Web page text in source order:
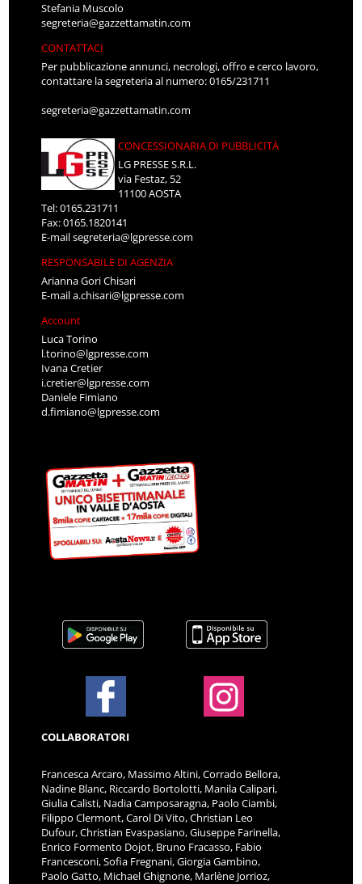
Stefania Muscolo
segreteria@gazzettamatin.com
CONTATTACI
Per pubblicazione annunci, necrologi, offro e cerco lavoro,
contattare la segreteria al numero: 0165/231711
segreteria@gazzettamatin.com
CONCESSIONARIA DI PUBBLICITÀ
LG PRESSE S.R.L.
via Festaz, 52
11100 AOSTA
Tel: 0165.231711
Fax: 0165.1820141
E-mailsegreteria@lgpresse.com
RESPONSABILE DI AGENZIA
Arianna Gori Chisari
E-maila.chisari@lgpresse.com
Account
Luca Torino
l.torino@lgpresse.com
Ivana Cretier
i.cretier@lgpresse.com
Daniele Fimiano
d.fimiano@lgpresse.com
COLLABORATORI
Francesca Arcaro, Massimo Altini, Corrado Bellora,
Nadine Blanc, Riccardo Bortolotti, Manila Calipari,
Giulia Calisti, Nadia Camposaragna, Paolo Ciambi,
Filippo Clermont, Carol Di Vito, Christian Leo
Dufour, Christian Evaspasiano, Giuseppe Farinella,
Enrico Formento Dojot, Bruno Fracasso, Fabio
Francesconi, Sofia Fregnani, Giorgia Gambino,
Paolo Gatto, Michael Ghignone, Marlène Jorrioz,